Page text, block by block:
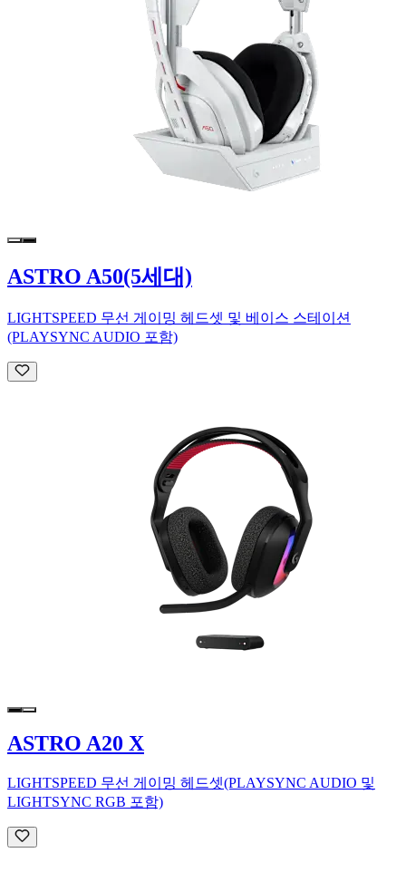
ASTRO A50(5세대)
LIGHTSPEED 무선 게이밍 헤드셋 및 베이스 스테이션
(PLAYSYNC AUDIO 포함)
ASTRO A20 X
LIGHTSPEED 무선 게이밍 헤드셋(PLAYSYNC AUDIO 및
LIGHTSYNC RGB 포함)